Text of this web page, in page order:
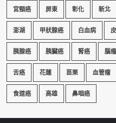
宮頸癌 屏東 彰化 新北
澎湖 甲狀腺癌 白血病
胰腺癌 胰臟癌 腎癌 腦瘤
舌癌 花蓮 苗栗 血管瘤
食道癌 高雄 鼻咽癌